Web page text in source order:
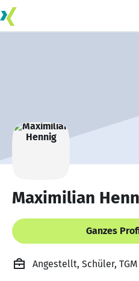
Maximilian
Ganzes
Angestellt, Schüler, TGM